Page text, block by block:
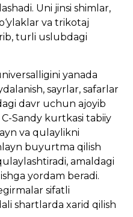
Uni jinsi shimlar,
va trikotaj
turli uslubdagi
yanada
sayrlar, safarlar
davr uchun ajoyib
Sandy kurtkasi tabiiy
va qulaylikni
buyurtma qilish
amaldagi
yordam beradi.
sifatli
shartlarda xarid qilish